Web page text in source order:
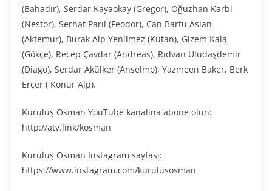
(Bahadır), Serdar Kayaokay (Gregor), Oğuzhan Karbi
(Nestor), Serhat Parıl (Feodor), Can Bartu Aslan
(Aktemur), Burak Alp Yenilmez (Kutan), Gizem Kala
(Gökçe), Recep Çavdar (Andreas), Rıdvan Uludaşdemir
(Diago), Serdar Akülker (Anselmo), Yazmeen Baker, Berk
Erçer ( Konur Alp).
Kuruluş Osman YouTube kanalına abone olun:
http://atv.link/kosman
Kuruluş Osman Instagram sayfası:
https://www.instagram.com/kurulusosman